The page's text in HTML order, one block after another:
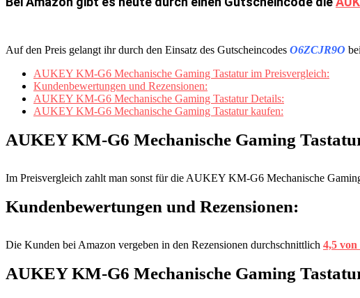
Auf den Preis gelangt ihr durch den Einsatz des Gutscheincodes O6ZCJR9O
AUKEY KM-G6 Mechanische Gaming Tastatur im Preisvergleich:
Kundenbewertungen und Rezensionen:
AUKEY KM-G6 Mechanische Gaming Tastatur Details:
AUKEY KM-G6 Mechanische Gaming Tastatur kaufen:
AUKEY KM-G6 Mechanische Gaming
Im Preisvergleich zahlt man sonst für die AUKEY KM-G6 Mechanische
Kundenbewertungen und Rezensionen:
Die Kunden bei Amazon vergeben in den Rezensionen durchschnittlich 4,5 von
AUKEY KM-G6 Mechanische Gaming